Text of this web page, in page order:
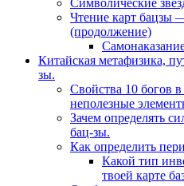
Символические
Чтение карт бацзы
(продолжение)
Китайская метафизика,
зы.
Свойства 10 богов
неполезные
Зачем определять
бац-зы.
Как определить
Какой тип
твоей карте